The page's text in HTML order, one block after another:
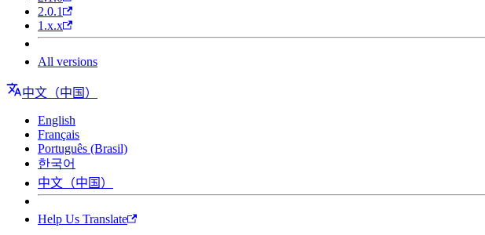
2.0.1
1.x.x
All versions
中文（中国）
English
Français
Português (Brasil)
한국어
中文（中国）
Help Us Translate